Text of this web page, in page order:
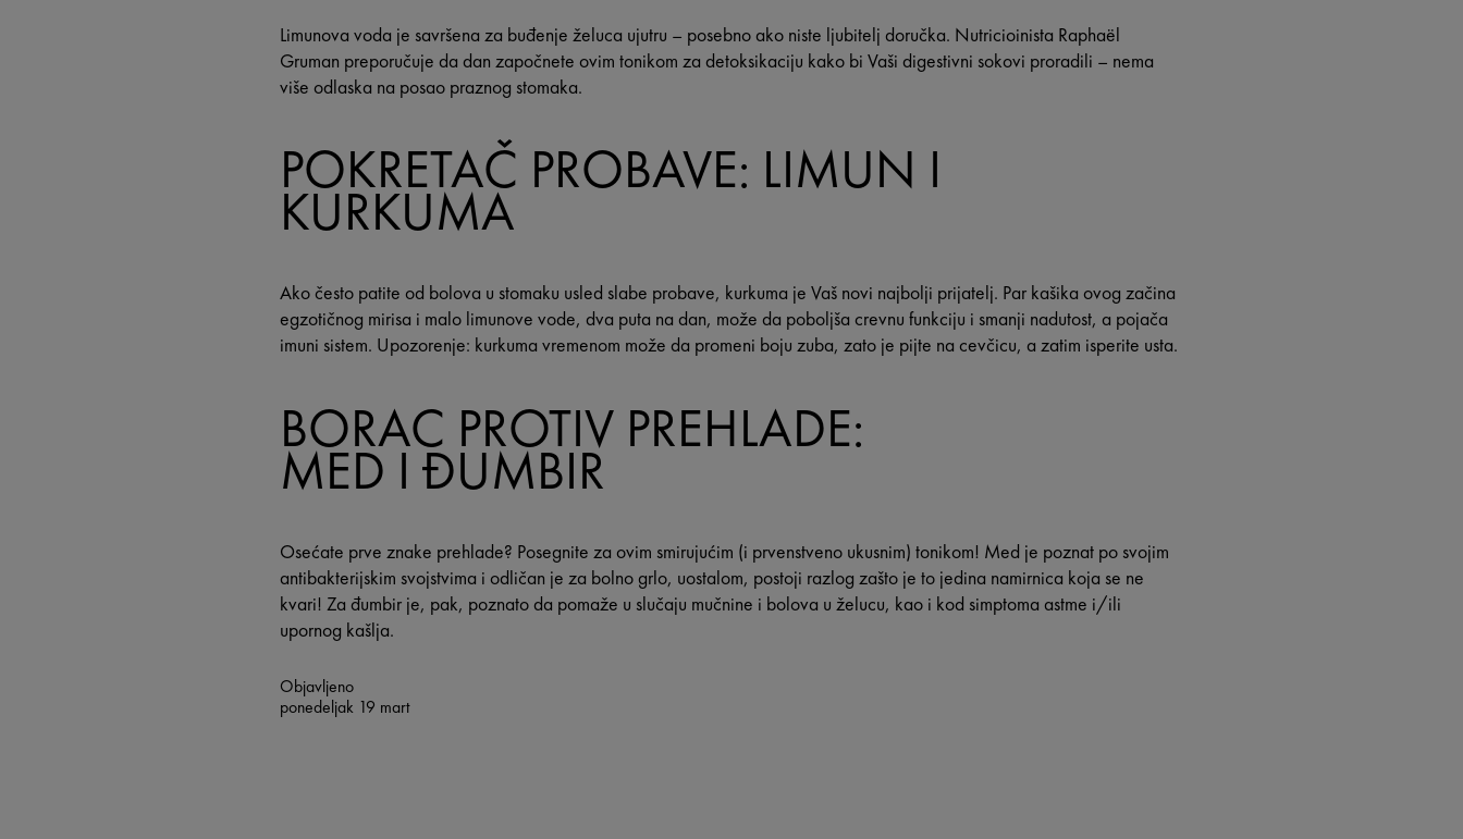
Limunova voda je savršena za buđenje želuca ujutru – posebno ako niste ljubitelj doručka. Nutricioinista Raphaël
Gruman preporučuje da dan započnete ovim tonikom za detoksikaciju kako bi Vaši digestivni sokovi proradili – nema
više odlaska na posao praznog stomaka.
POKRETAČ PROBAVE: LIMUN I
KURKUMA
Ako često patite od bolova u stomaku usled slabe probave, kurkuma je Vaš novi najbolji prijatelj. Par kašika ovog začina
egzotičnog mirisa i malo limunove vode, dva puta na dan, može da poboljša crevnu funkciju i smanji nadutost, a pojača
imuni sistem. Upozorenje: kurkuma vremenom može da promeni boju zuba, zato je pijte na cevčicu, a zatim isperite usta.
BORAC PROTIV PREHLADE:
MED I ĐUMBIR
Osećate prve znake prehlade? Posegnite za ovim smirujućim (i prvenstveno ukusnim) tonikom! Med je poznat po svojim
antibakterijskim svojstvima i odličan je za bolno grlo, uostalom, postoji razlog zašto je to jedina namirnica koja se ne
kvari! Za đumbir je, pak, poznato da pomaže u slučaju mučnine i bolova u želucu, kao i kod simptoma astme i/ili
upornog kašlja.
Objavljeno
ponedeljak 19 mart